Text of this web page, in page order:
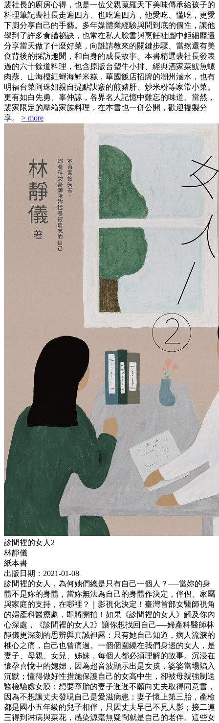
裴社長的廚房心得，也是一位父親蒐羅天下美味傳承給孩子的
料理筆記裴社長走遍四方、也吃遍四方，他愛吃、懂吃，更愛
下廚分享自己的手藝。多年媒體業經驗與問到底的個性，讓他
學到了許多食譜祕訣，也常在私人臉書與烹飪社團中鉅細靡遺
分享當天做了什麼好菜，向誰請教來的關鍵步驟、當然還有美
食背後的採訪趣聞，和自身的成長故事。本書精選裴社長發表
過的六十餘道料理，包含原版台塑牛小排、經典酒家菜魷魚螺
肉蒜、山海樓紅蟳海鮮米糕，華國飯店招牌的潮州滷水，也有
明福台菜阿珠姐親自提點訣竅的煎豬肝、炒米粉等家常小菜。
更有如白先勇、辜仲諒，各界名人記憶中難忘的味道。當然，
裴家限定的壓箱家族料理，在本書也一併公開，歡迎複製分
享。 > more
診間裡的女人2
林靜儀
紙本書
出版日期：2021-01-08
診間裡的女人，為何她們總是只有自己一個人？──當妳的身
體不是妳的身體，當妳無法為自己的身體作決定，伴侶、家屬
與家庭的支持，在哪裡？｜影視化決定！臺灣首部女醫師視角
的婦產科醫療劇，即將開拍！如果《診間裡的女人》觸及你內
心深處，《診間裡的女人2》讓你想找回自己──婦產科醫師林
靜儀更深刻的思辨與真誠袒露：只有她自己知道，病人流淚的
椎心之痛，自己也曾痛過。一個個圍繞在我們身邊的女人，是
妻子、母親、女兒、姊妹，每個人都必須理解的故事。沉浸在
懷孕喜悅中的媳婦，因為超音波顯示出是女孩，婆婆當場陷入
沉默；懂得做好性措施保護自己的女高中生，卻被母親強制送
醫檢驗處女膜；想要墮胎的妻子遲遲不願向丈夫取得同意書，
因為不想讓丈夫發現自己是愛滋病患；妻子懷上第三胎，產檢
都是國小五年級的兒子相伴，只因丈夫早已不見人影；接二連
三得到淋病與菜花，感染源毫無疑問就是自己的老伴。這些女